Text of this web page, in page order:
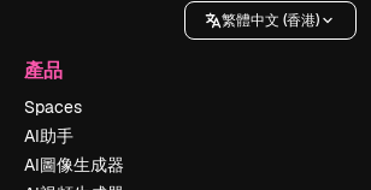
繁體中文 (香港)
產品
Spaces
AI助手
AI圖像生成器